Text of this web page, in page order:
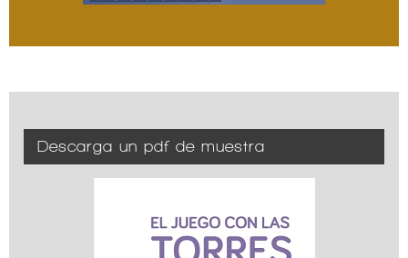
Descarga un pdf de muestra